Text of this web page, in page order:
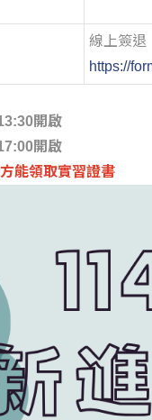
線上簽退
https://
開啟
開啟
能領取實習證書